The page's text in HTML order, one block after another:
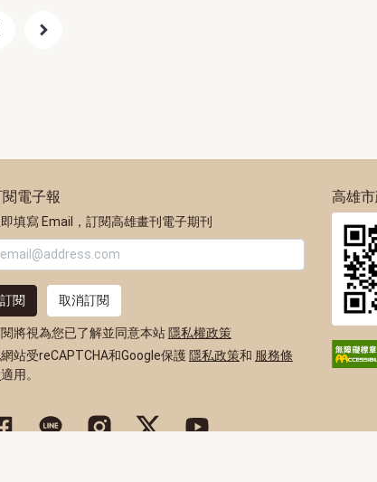
電子報
填寫 Email，訂閱高雄畫刊電子期刊
訂閱 取消訂閱
將視為您已了解並同意本站隱私權政策
站受reCAPTCHA和Google保護隱私政策和 服務條
適用。
雄市政府新聞局Facebook粉絲專頁
高雄市政府Line官方帳號
高雄市政府Instagram官方帳號
高雄市政府Twitter官方帳號
高雄市政府Youtube頻道
高雄